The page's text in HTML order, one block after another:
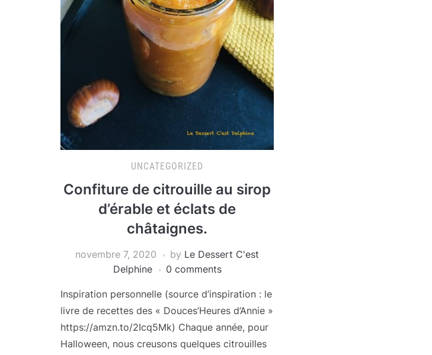
UNCATEGORIZED
Confiture de citrouille au sirop
d’érable et éclats de
châtaignes.
novembre 7, 2020 by Le Dessert C'est
Delphine
0 comments
Inspiration personnelle (source d’inspiration : le
livre de recettes des « Douces’Heures d’Annie »
https://amzn.to/2Icq5Mk) Chaque année, pour
Halloween, nous creusons quelques citrouilles